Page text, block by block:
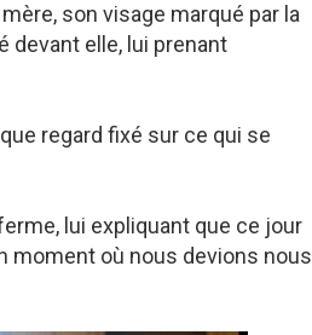
son visage marqué par la
devant elle, lui prenant
regard fixé sur ce qui se
lui expliquant que ce jour
moment où nous devions nous